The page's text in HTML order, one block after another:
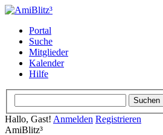
Portal
Suche
Mitglieder
Kalender
Hilfe
Hallo, Gast! Anmelden Registrieren
AmiBlitz³